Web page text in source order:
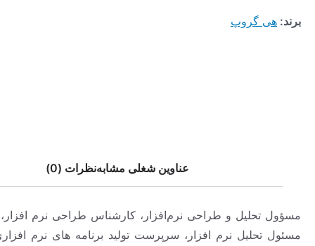
گروپ
عناوین شغلی مشابهنظرات (0)
و طراحی نرم‌افزار، کارشناس طراحی نرم افزار، کارشناس
نرم افزار، سرپرست تولید برنامه های نرم افزاری، مسئول